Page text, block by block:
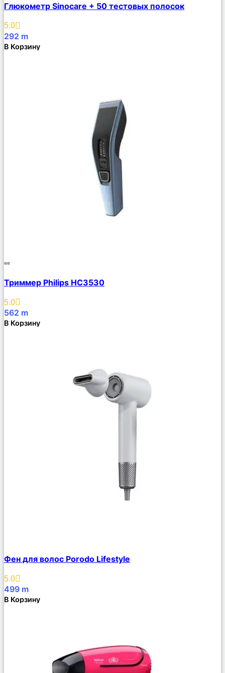
Описание
Избранное
Глюкометр Sinocare + 50 тестовых полосок
5.0
292 m
В Корзину
Описание
Избранное
Триммер Philips HC3530
5.0
562 m
В Корзину
Описание
Избранное
Фен для волос Porodo Lifestyle
5.0
499 m
В Корзину